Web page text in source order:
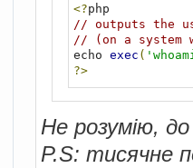
<?
// outputs the
// (on a system
echo exec (
?>
Не розумію,
P.S: тисячне